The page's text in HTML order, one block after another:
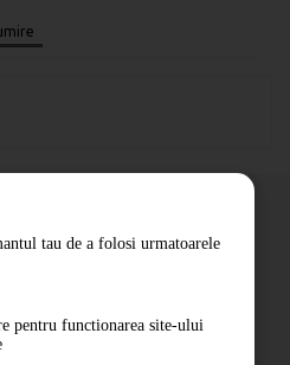
tau de a folosi urmatoarele
pentru functionarea site-ului